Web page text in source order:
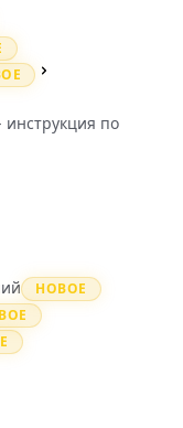
инструкция по
НОВОЕ